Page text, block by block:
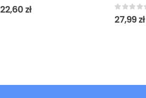
0out of 5
22,60 zł 0out of 5
27,99 zł